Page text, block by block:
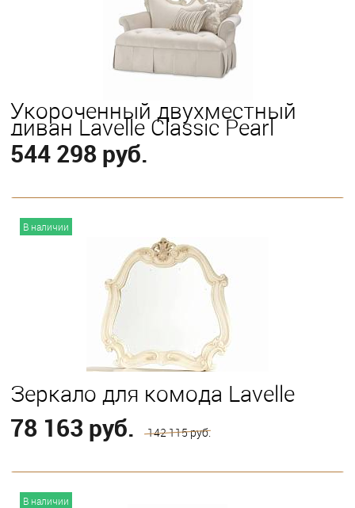
Укороченный двухместный
диван Lavelle Classic Pearl
544 298 руб.
В наличии
Зеркало для комода Lavelle
78 163 руб. 142 115 руб.
В наличии